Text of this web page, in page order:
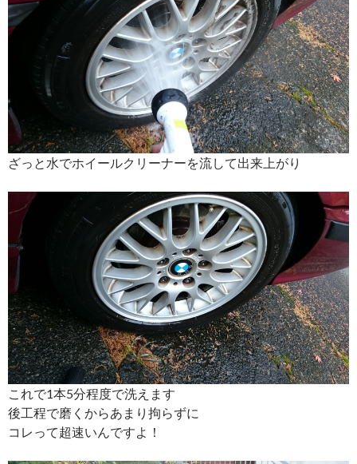
ざっと水でホイールクリーナーを流して出来上がり
これで1本5分程度で洗えます
後工程で磨くからあまり拘らずに
コレって超速いんですよ！